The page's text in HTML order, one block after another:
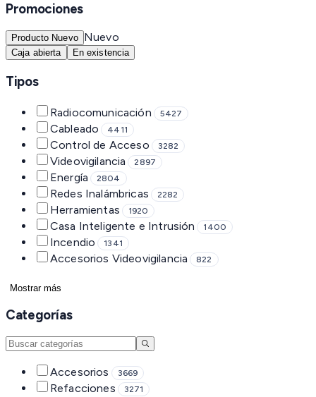
Promociones
Producto Nuevo Nuevo
Caja abierta En existencia
Tipos
Radiocomunicación 5427
Cableado 4411
Control de Acceso 3282
Videovigilancia 2897
Energía 2804
Redes Inalámbricas 2282
Herramientas 1920
Casa Inteligente e Intrusión 1400
Incendio 1341
Accesorios Videovigilancia 822
Mostrar más
Categorías
Accesorios 3669
Refacciones 3271